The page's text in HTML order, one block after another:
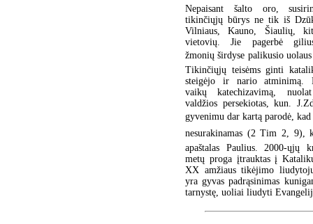
Nepaisant šalto oro,
tikinčiųjų būrys ne tik iš
Vilniaus, Kauno, Šiaulių,
vietovių. Jie pagerbė
žmonių širdyse palikusio uolaus
Tikinčiųjų teisėms ginti
steigėjo ir nario atminimą.
vaikų katechizavimą,
valdžios persekiotas, kun.
gyvenimu dar kartą parodė, kad
nesurakinamas (2 Tim 2, 9),
apaštalas Paulius. 2000-ųjų
metų proga įtrauktas į
XX amžiaus tikėjimo
yra gyvas padrąsinimas
tarnystę, uoliai liudyti